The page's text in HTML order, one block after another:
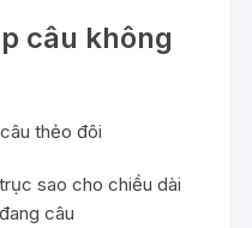
câu không
thẻo đôi
sao cho chiều dài
câu